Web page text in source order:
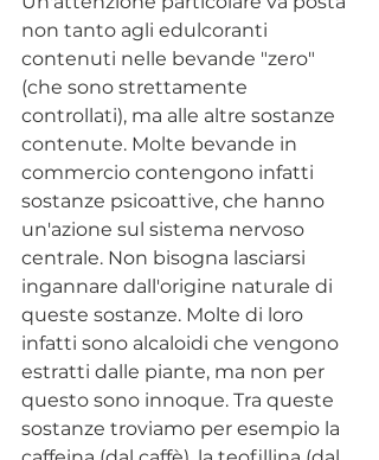
non tanto agli edulcoranti
contenuti nelle bevande "zero"
(che sono strettamente
controllati), ma alle altre sostanze
contenute. Molte bevande in
commercio contengono infatti
sostanze psicoattive, che hanno
un'azione sul sistema nervoso
centrale. Non bisogna lasciarsi
ingannare dall'origine naturale di
queste sostanze. Molte di loro
infatti sono alcaloidi che vengono
estratti dalle piante, ma non per
questo sono innoque. Tra queste
sostanze troviamo per esempio la